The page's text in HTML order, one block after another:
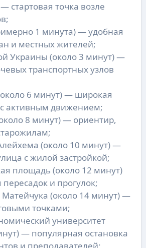
стартовая точка возле
1 минута) — удобная
и местных жителей;
Украины (около 3 минут) —
транспортных узлов
6 минут) — широкая
с активным движением;
8 минут) — ориентир,
(около 10 минут) —
с жилой застройкой;
площадь (около 12 минут)
и прогулок;
(около 14 минут) —
точками;
университет
— популярная остановка